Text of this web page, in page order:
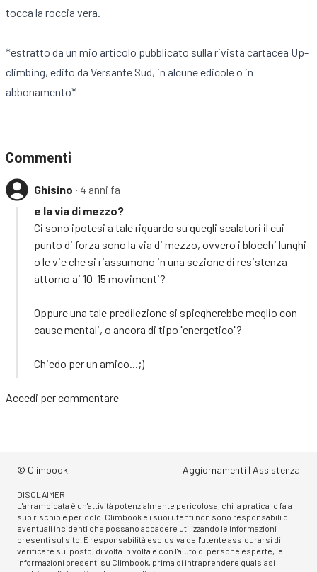
tocca la roccia vera.
*estratto da un mio articolo pubblicato sulla rivista cartacea Up-
climbing, edito da Versante Sud, in alcune edicole o in
abbonamento*
Commenti
Ghisino ∙ 4 anni fa
e la via di mezzo?
Ci sono ipotesi a tale riguardo su quegli scalatori il cui
punto di forza sono la via di mezzo, ovvero i blocchi lunghi
o le vie che si riassumono in una sezione di resistenza
attorno ai 10-15 movimenti?
Oppure una tale predilezione si spiegherebbe meglio con
cause mentali, o ancora di tipo "energetico"?
Chiedo per un amico...;)
Accedi per commentare
© Climbook Aggiornamenti | Assistenza
DISCLAIMER
L'arrampicata è un'attività potenzialmente pericolosa, chi la pratica lo fa a
suo rischio e pericolo. Climbook e i suoi utenti non sono responsabili di
eventuali incidenti che possano accadere utilizzando le informazioni
presenti sul sito. È responsabilità esclusiva dell'utente assicurarsi di
verificare sul posto, di volta in volta e con l'aiuto di persone esperte, le
informazioni presenti su Climbook, prima di intraprendere qualsiasi